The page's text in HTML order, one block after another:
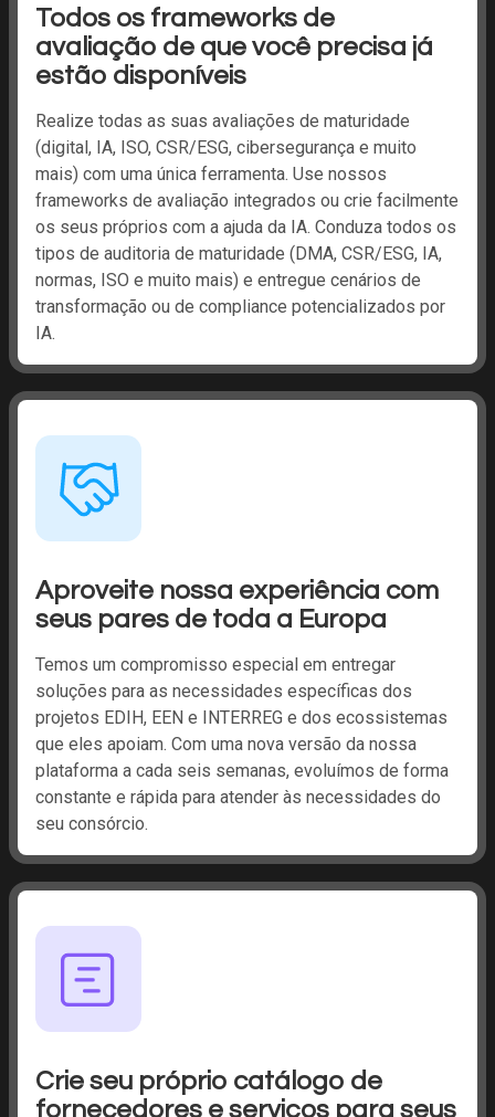
Todos os frameworks de
avaliação de que você precisa já
estão disponíveis
Realize todas as suas avaliações de maturidade
(digital, IA, ISO, CSR/ESG, cibersegurança e muito
mais) com uma única ferramenta. Use nossos
frameworks de avaliação integrados ou crie facilmente
os seus próprios com a ajuda da IA. Conduza todos os
tipos de auditoria de maturidade (DMA, CSR/ESG, IA,
normas, ISO e muito mais) e entregue cenários de
transformação ou de compliance potencializados por
IA.
Aproveite nossa experiência com
seus pares de toda a Europa
Temos um compromisso especial em entregar
soluções para as necessidades específicas dos
projetos EDIH, EEN e INTERREG e dos ecossistemas
que eles apoiam. Com uma nova versão da nossa
plataforma a cada seis semanas, evoluímos de forma
constante e rápida para atender às necessidades do
seu consórcio.
Crie seu próprio catálogo de
fornecedores e serviços para seus